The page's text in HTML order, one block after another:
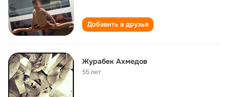
Добавить в друзья
Журабек Ахмедов
55 лет